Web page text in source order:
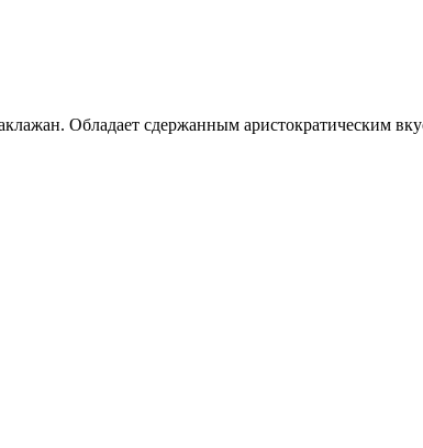
Обладает сдержанным аристократическим